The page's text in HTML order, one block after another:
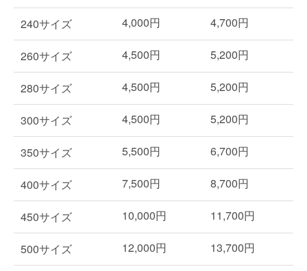
240サイズ 4,000円 4,700円
260サイズ 4,500円 5,200円
280サイズ 4,500円 5,200円
300サイズ 4,500円 5,200円
350サイズ 5,500円 6,700円
400サイズ 7,500円 8,700円
450サイズ 10,000円 11,700円
500サイズ 12,000円 13,700円